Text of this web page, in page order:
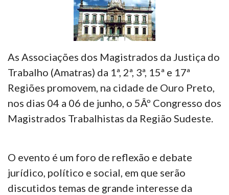
As Associações dos Magistrados da Justiça do
Trabalho (Amatras) da 1ª, 2ª, 3ª, 15ª e 17ª
Regiões promovem, na cidade de Ouro Preto,
nos dias 04 a 06 de junho, o 5Âº Congresso dos
Magistrados Trabalhistas da Região Sudeste.
O evento é um foro de reflexão e debate
jurídico, político e social, em que serão
discutidos temas de grande interesse da